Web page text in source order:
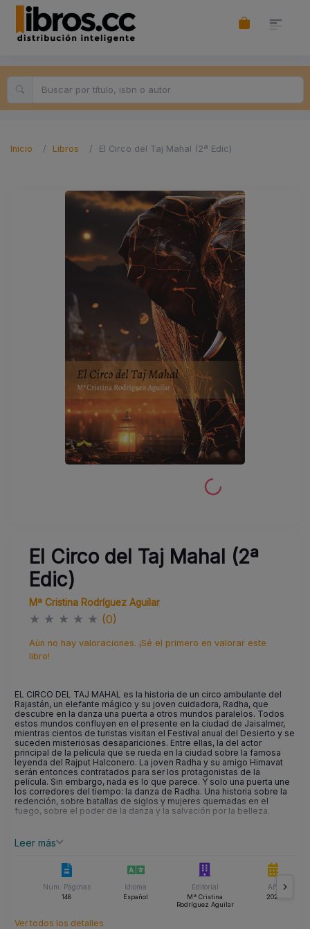
Inicio Libros El Circo del Taj Mahal (2ª Edic)
El Circo del Taj Mahal (2ª
Edic)
Mª Cristina Rodríguez Aguilar
★ ★ ★ ★ ★ (0)
Aún no hay valoraciones. ¡Sé el primero en valorar este
libro!
EL CIRCO DEL TAJ MAHAL es la historia de un circo ambulante del
Rajastán, un elefante mágico y su joven cuidadora, Radha, que
descubre en la danza una puerta a otros mundos paralelos. Todos
estos mundos confluyen en el presente en la ciudad de Jaisalmer,
mientras cientos de turistas visitan el Festival anual del Desierto y se
suceden misteriosas desapariciones. Entre ellas, la del actor
principal de la película que se rueda en la ciudad sobre la famosa
leyenda del Rajput Halconero. La joven Radha y su amigo Himavat
serán entonces contratados para ser los protagonistas de la
película. Sin embargo, nada es lo que parece. Y solo una puerta une
los corredores del tiempo: la danza de Radha. Una historia sobre la
redención, sobre batallas de siglos y mujeres quemadas en el
fuego, sobre el poder de la danza y la salvación por la belleza.
Leer más
Num. Páginas
148
Idioma
Español
Editorial
Mª Cristina
Rodríguez Aguilar
Año
2025
Ver todos los detalles